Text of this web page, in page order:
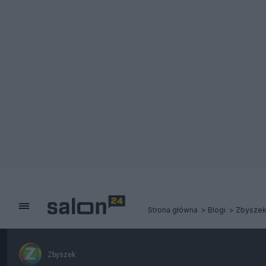
Strona główna Blogi Zbyszek
Zbyszek